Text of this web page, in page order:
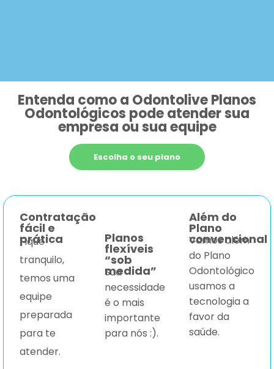
Entenda como a Odontolive Planos
Odontológicos pode atender sua
empresa ou sua equipe
Escolha o seu plano
Contratação
fácil e
prática
Fique
tranquilo,
temos uma
equipe
preparada
para te
atender.
Planos
flexíveis
“sob
medida”
Sua
necessidade
é o mais
importante
para nós :).
Além do
Plano
convencional
Vamos além
do Plano
Odontológico
usamos a
tecnologia a
favor da
saúde.